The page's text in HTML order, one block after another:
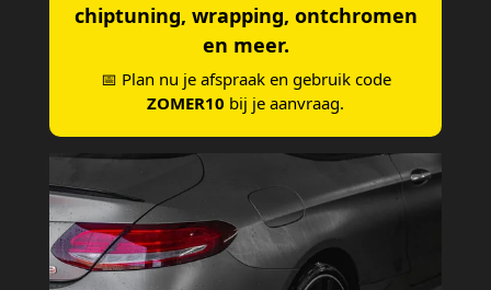
chiptuning, wrapping, ontchromen
en meer.
📅 Plan nu je afspraak en gebruik code
ZOMER10 bij je aanvraag.